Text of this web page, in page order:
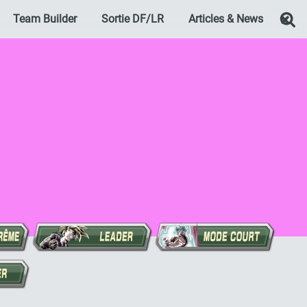
Team Builder Sortie DF/LR Articles & News